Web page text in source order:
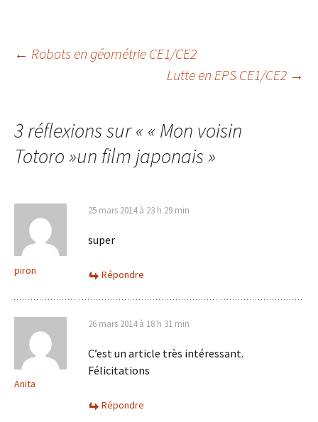
Navigation
articles
← Robots en géométrie CE1/CE2
Lutte en EPS CE1/CE2 →
3 réflexions sur « « Mon voisin
Totoro »un film japonais»
piron
25 mars 2014 à 23 h 29 min
super
Répondre
Anita
26 mars 2014 à 18 h 31 min
C’est un article très intéressant.
Félicitations
Répondre